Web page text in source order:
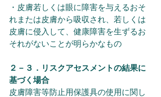
・皮膚若しくは眼に障害を与えるおそ
れまたは皮膚から吸収され、若しくは
皮膚に侵入して、健康障害を生ずるお
それがないことが明らかなもの
２－３．リスクアセスメントの結果に
基づく場合
皮膚障害等防止用保護具の使用に関し